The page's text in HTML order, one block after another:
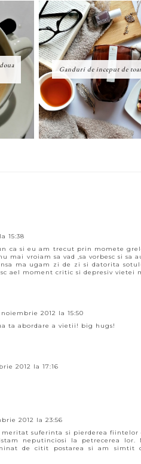
Ganduri de inceput de
15:38
ca si eu am trecut prin momete
mai vroiam sa vad ,sa vorbesc si
ma ugam zi de zi si datorita
ael moment critic si depresiv vietei
noiembrie 2012 la 15:50
ta abordare a vietii! big hugs!
2012 la 17:16
2012 la 23:56
suferinta si pierderea
neputinciosi la petrecerea
de citit postarea si am